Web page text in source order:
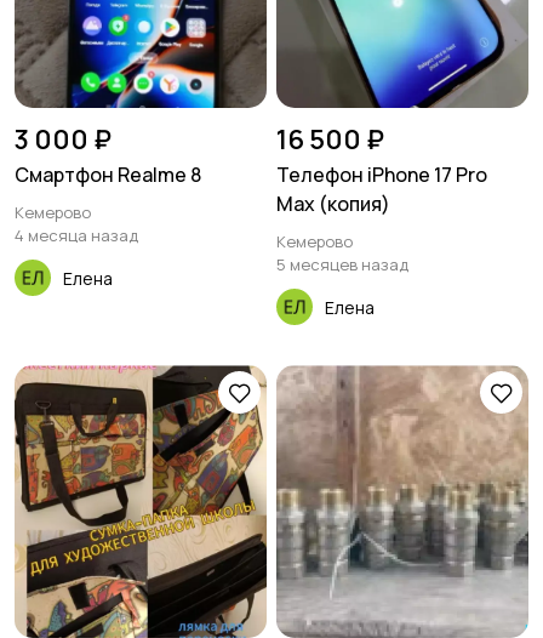
3 000 ₽
Смартфон Realme 8
Кемерово
4 месяца назад
Елена
16 500 ₽
Телефон iPhone 17 Pro
Max (копия)
Кемерово
5 месяцев назад
Елена